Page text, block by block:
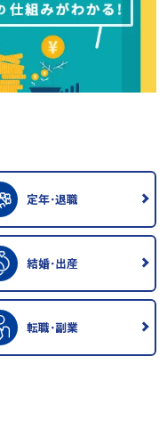
定年･退職
結婚･出産
転職･副業